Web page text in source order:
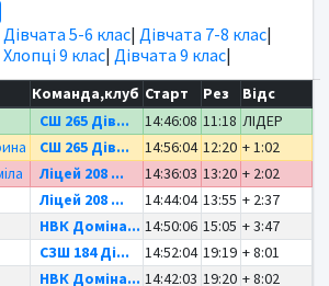
Дівчата 5-6 клас| Дівчата 7-8 клас|
Хлопці 9 клас| Дівчата 9 клас|
Команда,клуб Старт Рез
Відс
СШ 265 Дів... 14:46:08 11:18 ЛІДЕР
СШ 265 Дів... 14:56:04 12:20 + 1:02
Ліцей 208 ... 14:36:03 13:20 + 2:02
Ліцей 208 ... 14:44:04 13:55 + 2:37
НВК Доміна... 14:50:06 15:05 + 3:47
СЗШ 184 Ді... 14:52:04 19:19 + 8:01
НВК Доміна... 14:42:03 19:20 + 8:02